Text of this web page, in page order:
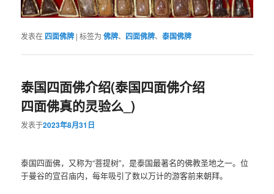
发表在 四面佛牌 |标签为 佛牌、 四面佛牌、泰国佛牌
泰国四面佛介绍(泰国四面佛介绍
四面佛真的灵验么_)
发表于2023年8月31日
泰国四面佛，又称为“菩提树”，是泰国最著名的佛教圣地之一。位
于曼谷的宣召庙内，每年吸引了数以万计的游客前来朝拜。